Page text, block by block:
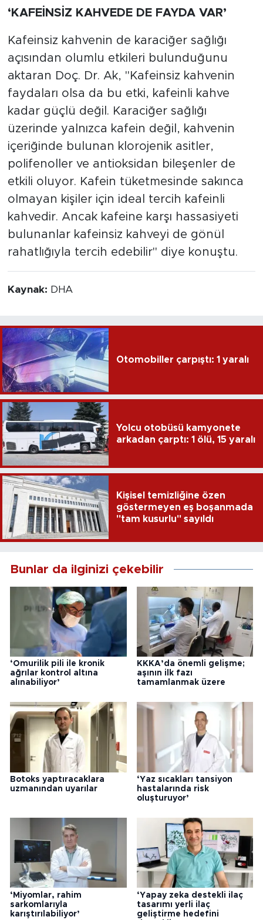
‘KAFEİNSİZ KAHVEDE DE FAYDA VAR’
Kafeinsiz kahvenin de karaciğer sağlığı
açısından olumlu etkileri bulunduğunu
aktaran Doç. Dr. Ak, "Kafeinsiz kahvenin
faydaları olsa da bu etki, kafeinli kahve
kadar güçlü değil. Karaciğer sağlığı
üzerinde yalnızca kafein değil, kahvenin
içeriğinde bulunan klorojenik asitler,
polifenoller ve antioksidan bileşenler de
etkili oluyor. Kafein tüketmesinde sakınca
olmayan kişiler için ideal tercih kafeinli
kahvedir. Ancak kafeine karşı hassasiyeti
bulunanlar kafeinsiz kahveyi de gönül
rahatlığıyla tercih edebilir" diye konuştu.
Kaynak: DHA
Otomobiller çarpıştı: 1 yaralı
Yolcu otobüsü kamyonete
arkadan çarptı: 1 ölü, 15 yaralı
Kişisel temizliğine özen
göstermeyen eş boşanmada
"tam kusurlu" sayıldı
Bunlar da ilginizi çekebilir
‘Omurilik pili ile kronik
ağrılar kontrol altına
alınabiliyor’
KKKA’da önemli gelişme;
aşının ilk fazı
tamamlanmak üzere
Botoks yaptıracaklara
uzmanından uyarılar
‘Yaz sıcakları tansiyon
hastalarında risk
oluşturuyor’
‘Miyomlar, rahim
sarkomlarıyla
karıştırılabiliyor’
‘Yapay zeka destekli ilaç
tasarımı yerli ilaç
geliştirme hedefini